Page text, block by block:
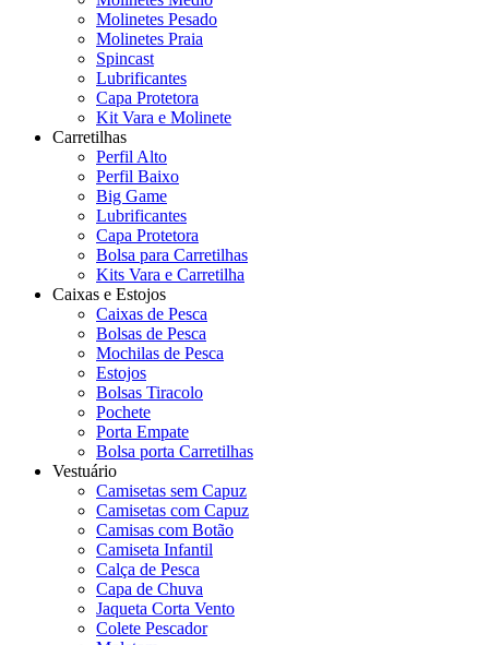
Molinetes Pesado
Molinetes Praia
Spincast
Lubrificantes
Capa Protetora
Kit Vara e Molinete
Carretilhas
Perfil Alto
Perfil Baixo
Big Game
Lubrificantes
Capa Protetora
Bolsa para Carretilhas
Kits Vara e Carretilha
Caixas e Estojos
Caixas de Pesca
Bolsas de Pesca
Mochilas de Pesca
Estojos
Bolsas Tiracolo
Pochete
Porta Empate
Bolsa porta Carretilhas
Vestuário
Camisetas sem Capuz
Camisetas com Capuz
Camisas com Botão
Camiseta Infantil
Calça de Pesca
Capa de Chuva
Jaqueta Corta Vento
Colete Pescador